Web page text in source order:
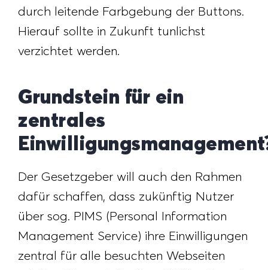
durch leitende Farbgebung der Buttons.
Hierauf sollte in Zukunft tunlichst
verzichtet werden.
Grundstein für ein
zentrales
Der Gesetzgeber will auch den Rahmen
dafür schaffen, dass zukünftig Nutzer
über sog. PIMS (Personal Information
Management Service) ihre Einwilligungen
zentral für alle besuchten Webseiten